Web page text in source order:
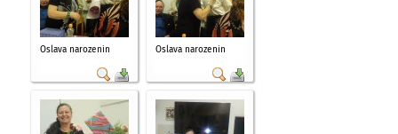
Oslava narozenin Oslava narozenin